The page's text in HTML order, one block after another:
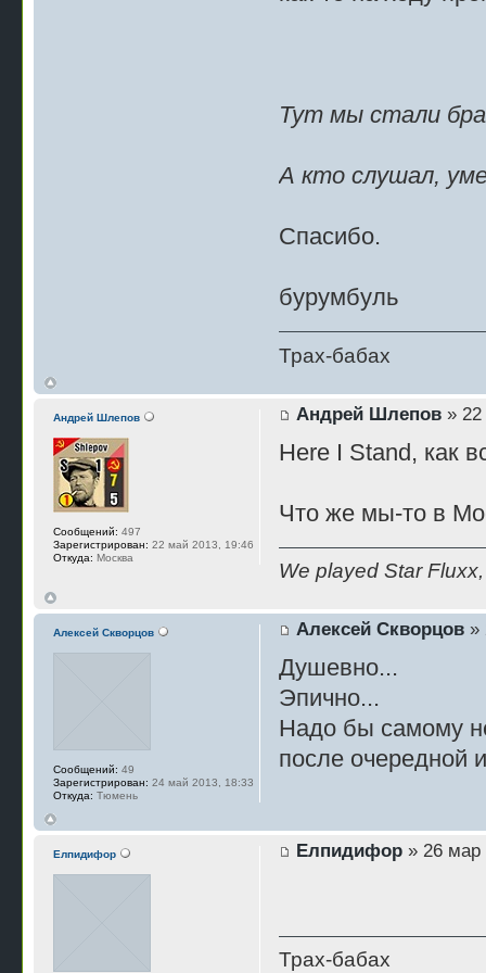
Тут мы стали
А кто слушал,
Спасибо.
бурумбуль
Трах-бабах
Андрей Шлепов» 22
Here I Stand, как
Что же мы-то в
We played Star
Андрей Шлепов
Сообщений: 497
Зарегистрирован: 22 май 2013, 19:46
Откуда: Москва
Алексей Скворцов»
Душевно...
Эпично...
Надо бы самому
после очередной
Алексей Скворцов
Сообщений: 49
Зарегистрирован: 24 май 2013, 18:33
Откуда: Тюмень
Елпидифор» 26 мар
Трах-бабах
Елпидифор